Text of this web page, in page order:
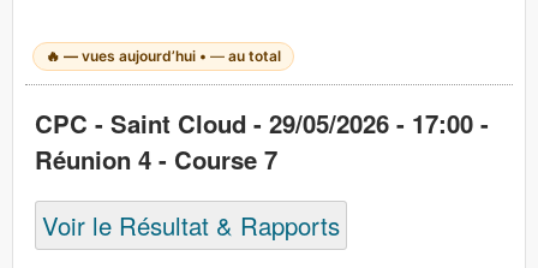
🔥 —vues aujourd’hui • —au total
CPC - Saint Cloud - 29/05/2026 - 17:00 -
Réunion 4 - Course 7
Voir le Résultat & Rapports